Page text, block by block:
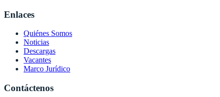
Enlaces
Quiénes Somos
Noticias
Descargas
Vacantes
Marco Jurídico
Contáctenos